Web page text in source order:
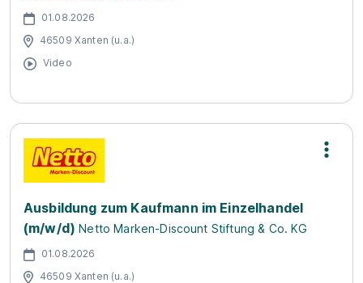
01.08.2026
46509 Xanten (u.a.)
Video
Ausbildung zum Kaufmann im Einzelhandel
(m/w/d) Netto Marken-Discount Stiftung & Co. KG
01.08.2026
46509 Xanten (u.a.)